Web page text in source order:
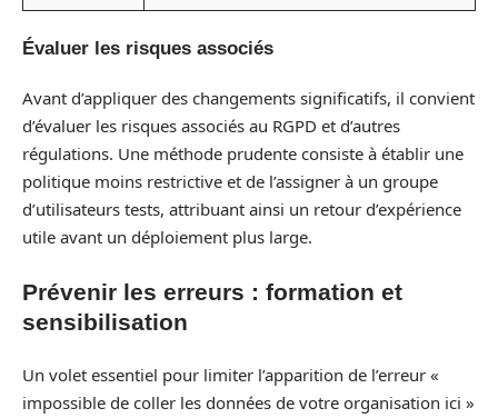
Évaluer les risques associés
Avant d’appliquer des changements significatifs, il convient
d’évaluer les risques associés au RGPD et d’autres
régulations. Une méthode prudente consiste à établir une
politique moins restrictive et de l’assigner à un groupe
d’utilisateurs tests, attribuant ainsi un retour d’expérience
utile avant un déploiement plus large.
Prévenir les erreurs : formation et
sensibilisation
Un volet essentiel pour limiter l’apparition de l’erreur «
impossible de coller les données de votre organisation ici »